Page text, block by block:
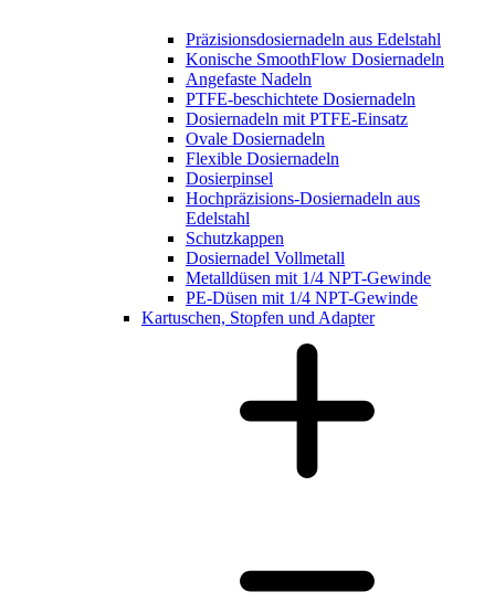
Präzisionsdosiernadeln aus Edelstahl
Konische SmoothFlow Dosiernadeln
Angefaste Nadeln
PTFE-beschichtete Dosiernadeln
Dosiernadeln mit PTFE-Einsatz
Ovale Dosiernadeln
Flexible Dosiernadeln
Dosierpinsel
Hochpräzisions-Dosiernadeln aus
Edelstahl
Schutzkappen
Dosiernadel Vollmetall
Metalldüsen mit 1/4 NPT-Gewinde
PE-Düsen mit 1/4 NPT-Gewinde
Kartuschen, Stopfen und Adapter